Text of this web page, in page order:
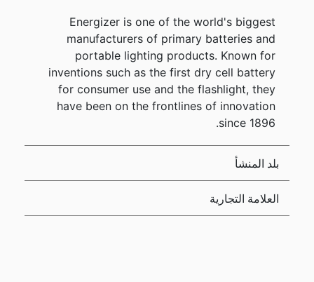
Energizer is one of the world's biggest
manufacturers of primary batteries and
portable lighting products. Known for
inventions such as the first dry cell battery
for consumer use and the flashlight, they
have been on the frontlines of innovation
since 1896.
بلد المنشأ
العلامة التجارية